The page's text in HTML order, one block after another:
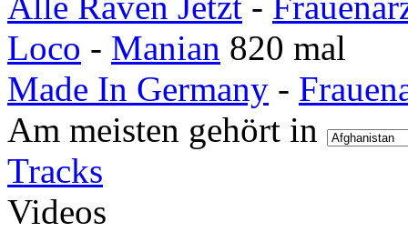
Loco - Manian 820 mal
Made In Germany -
Am meisten gehört in
Tracks
Videos